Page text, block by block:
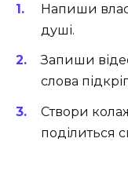
Напиши
душі.
Запиши
слова
Створи
поділиться